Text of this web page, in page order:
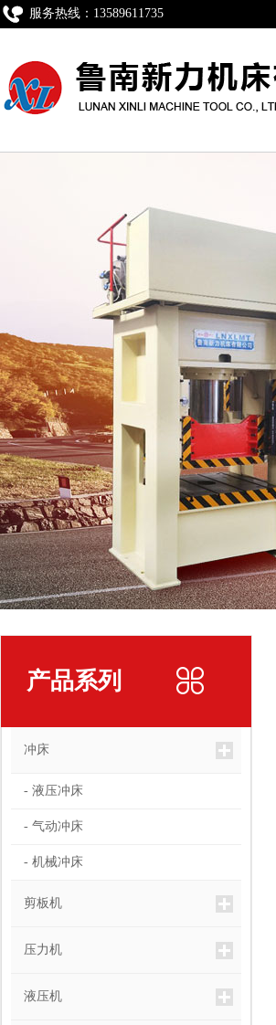
服务热线：13589611735
产品系列
冲床
- 液压冲床
- 气动冲床
- 机械冲床
剪板机
压力机
液压机